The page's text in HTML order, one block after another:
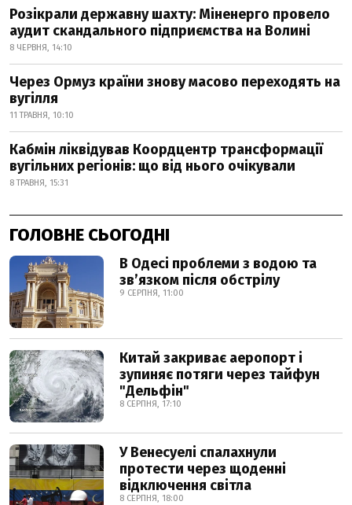
Розікрали державну шахту: Міненерго провело
аудит скандального підприємства на Волині
8 ЧЕРВНЯ, 14:10
Через Ормуз країни знову масово переходять на
вугілля
11 ТРАВНЯ, 10:10
Кабмін ліквідував Коордцентр трансформації
вугільних регіонів: що від нього очікували
8 ТРАВНЯ, 15:31
ГОЛОВНЕ СЬОГОДНІ
В Одесі проблеми з водою та
звʼязком після обстрілу
9 СЕРПНЯ, 11:00
Китай закриває аеропорт і
зупиняє потяги через тайфун
"Дельфін"
8 СЕРПНЯ, 17:10
У Венесуелі спалахнули
протести через щоденні
відключення світла
8 СЕРПНЯ, 18:00